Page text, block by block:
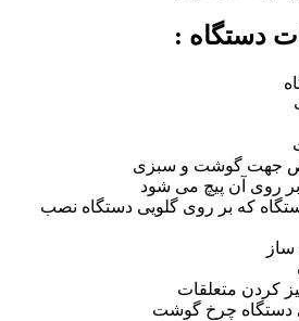
دستگاه :
جهت گوشت و سبزی
روی آن پیچ می شود
که بر روی گلویی دستگاه نصب
کردن متعلقات
دستگاه چرخ گوشت